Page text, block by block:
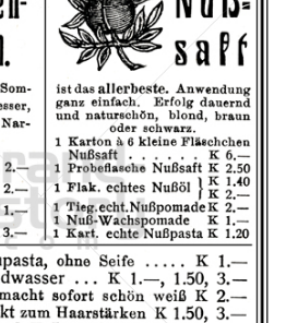
MAX RUD. MANN, Wien
1910